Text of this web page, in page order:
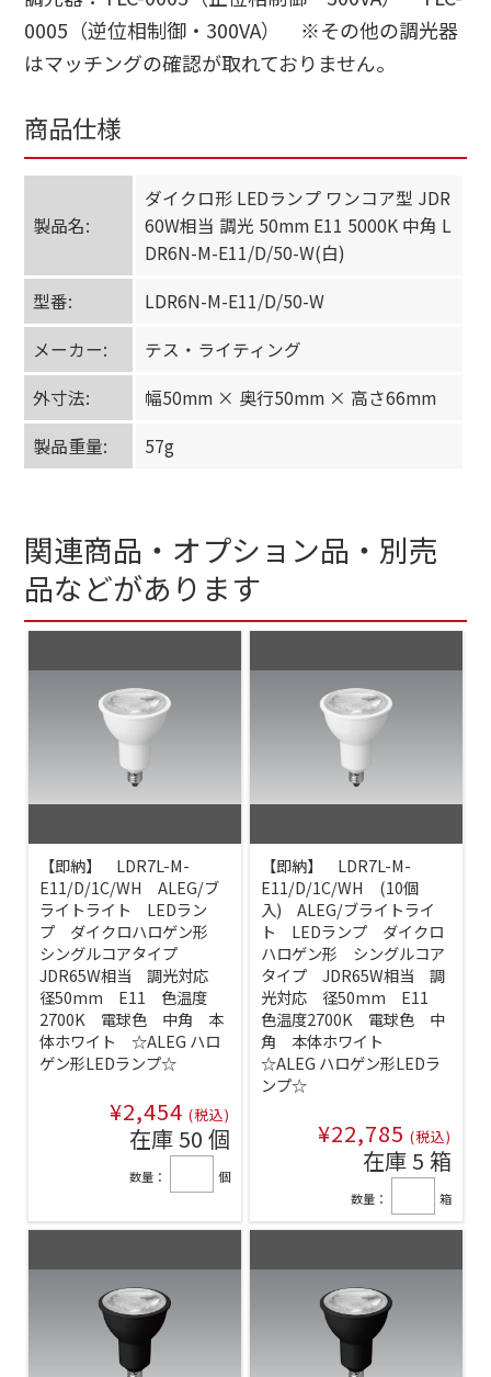
0005（逆位相制御・300VA） ※その他の調光器
はマッチングの確認が取れておりません。
商品仕様
製品名:
ダイクロ形 LEDランプ ワンコア型 JDR
60W相当 調光 50mm E11 5000K 中角 L
DR6N-M-E11/D/50-W(白)
型番:
LDR6N-M-E11/D/50-W
メーカー:
テス・ライティング
外寸法:
幅50mm × 奥行50mm × 高さ66mm
製品重量:
57g
関連商品・オプション品・別売
品などがあります
【即納】 LDR7L-M-
E11/D/1C/WH ALEG/ブ
ライトライト LEDラン
プ ダイクロハロゲン形
シングルコアタイプ
JDR65W相当 調光対応
径50mm E11 色温度
2700K 電球色 中角 本
体ホワイト ☆ALEG ハロ
ゲン形LEDランプ☆
¥2,454 (税込)
在庫 50 個
数量： 個
【即納】 LDR7L-M-
E11/D/1C/WH (10個
入) ALEG/ブライトライ
ト LEDランプ ダイクロ
ハロゲン形 シングルコア
タイプ JDR65W相当 調
光対応 径50mm E11
色温度2700K 電球色 中
角 本体ホワイト
☆ALEG ハロゲン形LEDラ
ンプ☆
¥22,785 (税込)
在庫 5 箱
数量： 箱